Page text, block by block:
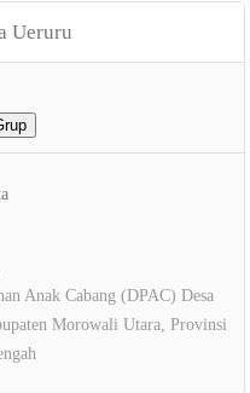
Ueruru
Anak Cabang (DPAC) Desa
Morowali Utara, Provinsi